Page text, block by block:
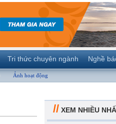
Tri thức chuyên ngành Nghề
Ảnh hoạt động
// XEM NHIỀU